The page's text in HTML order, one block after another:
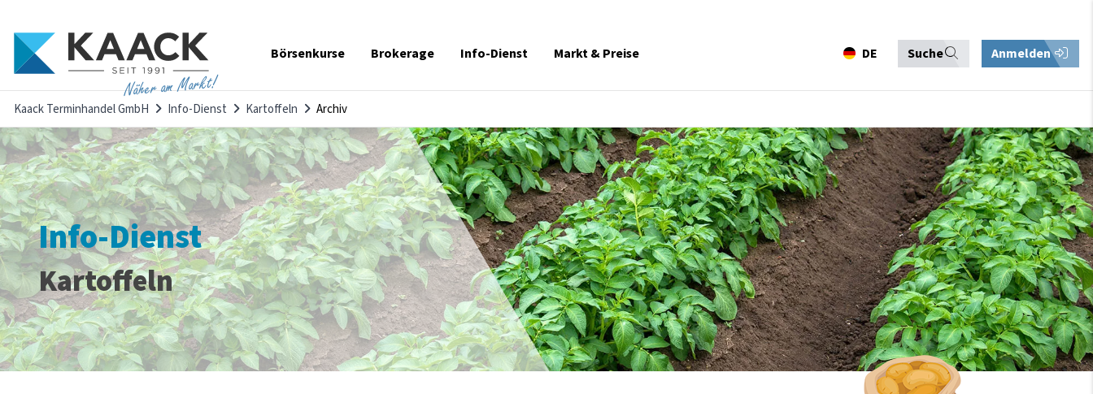
Näher am Markt!
Navigation
Börsenkurse Brokerage Info-Dienst Markt & Preise DE Suche Anmelden
Kaack Terminhandel GmbH Info-Dienst Kartoffeln Archiv
Info-Dienst
Kartoffeln